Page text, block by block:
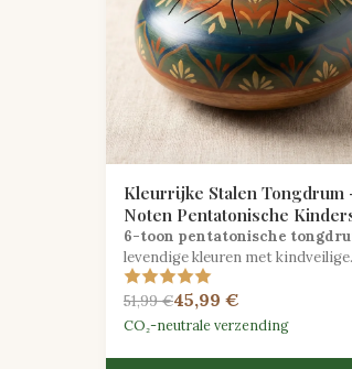
Kleurrijke Stalen
Noten Pentatonische
6-toon pentatonische
levendige kleuren met kindveilige
mallets, perfect voor intuïtief
muzikaal spel en
51,99 €45,99 €
CO₂-neutrale verzending